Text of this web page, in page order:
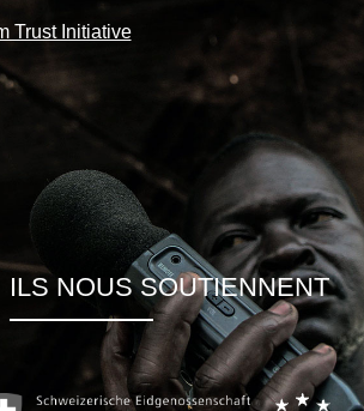
Trust Initiative
ILS NOUS SOUTIENNENT